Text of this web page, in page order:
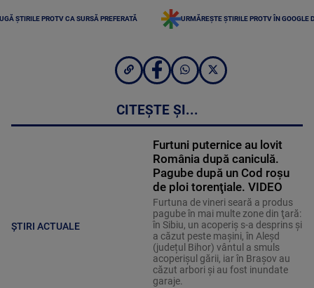
ȘTIRILE PROTV CA SURSĂ PREFERATĂ URMĂREȘTE ȘTIRILE PROTV ÎN GOOGLE
CITEȘTE ȘI...
ȘTIRI ACTUALE
Furtuni puternice au lovit
România după caniculă.
Pagube după un Cod roşu
de ploi torenţiale. VIDEO
Furtuna de vineri seară a produs
pagube în mai multe zone din ţară:
în Sibiu, un acoperiş s-a desprins și
a căzut peste maşini, în Aleşd
(județul Bihor) vântul a smuls
acoperişul gării, iar în Braşov au
căzut arbori şi au fost inundate
garaje.